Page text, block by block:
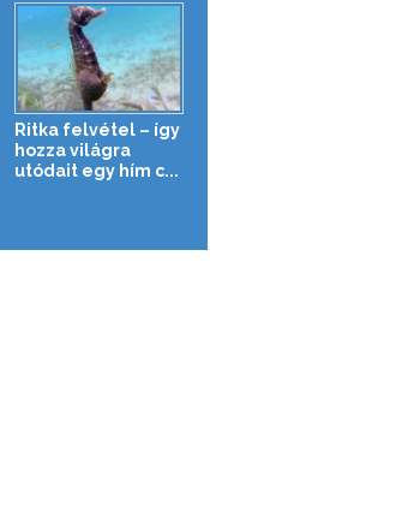
Ritka felvétel – így
hozza világra
utódait egy hím c...